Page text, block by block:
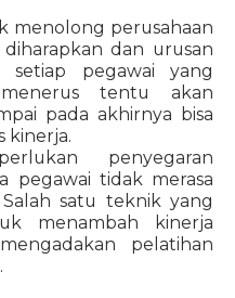
menolong perusahaan
dan urusan
pegawai yang
tentu akan
pada akhirnya bisa
kinerja.
penyegaran
pegawai tidak merasa
satu teknik yang
menambah kinerja
pelatihan